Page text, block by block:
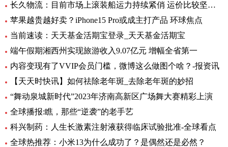
长久物流：目前市场上滚装船运力持续紧俏 运价比较坚挺-当前速看
苹果越贵越好卖？iPhone15 Pro或成主打产品 环球焦点
当前速读：天天基金活期宝登录_天天基金活期宝
端午假期湘西州实现旅游收入9.07亿元 增幅全省第一
内容变现有了VVIP会员门槛，微博这么做图个啥？-报资讯
【天天时快讯】如何祛除老年斑_去除老年斑的妙招
“舞动泉城新时代”2023年济南高新区广场舞大赛精彩上演
全球播报:瞧，那些“逆袭”的老手艺
科兴制药：人生长激素注射液获得临床试验批准-全球看点
全球热推荐：小米13为什么成功了？是偶然还是必然？